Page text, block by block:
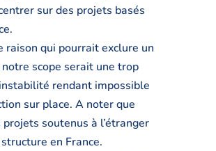
sur des projets basés
raison qui pourrait exclure un
notre scope serait une trop
rendant impossible
sur place. A noter que
soutenus à l’étranger
en France.